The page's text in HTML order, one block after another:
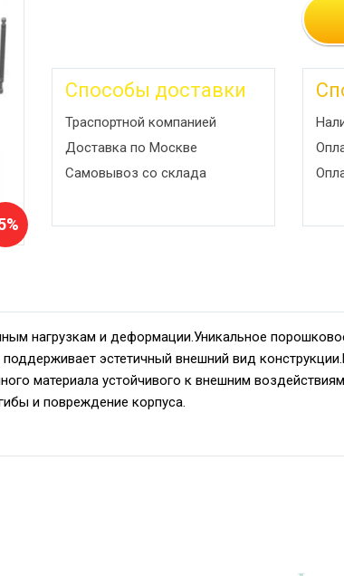
Способы доставки
Траспортной компанией
Доставка по Москве
Самовывоз со склада
нагрузкам и деформации.Уникальное
эстетичный внешний вид
материала устойчивого к внешним
и повреждение корпуса.